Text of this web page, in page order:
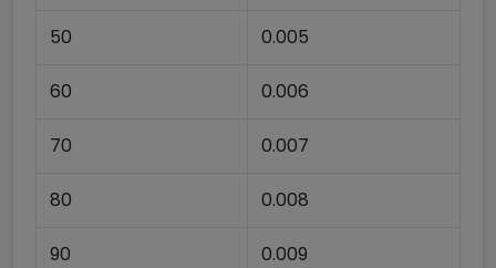
50 0.005
60 0.006
70 0.007
80 0.008
90 0.009